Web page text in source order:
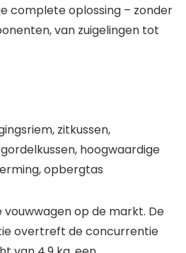
complete oplossing – zonder
van zuigelingen tot
zitkussen,
hoogwaardige
opbergtas
op de markt. De
overtreft de concurrentie